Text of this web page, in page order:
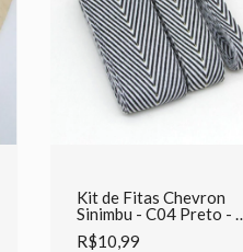
Kit de Fitas Chevron
Sinimbu - C04 Preto - 2
METROS DE CADA
R$10,99